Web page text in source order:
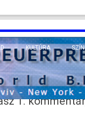
EURÓPA
KÖZEL-KELET
KULTÚRA
1.